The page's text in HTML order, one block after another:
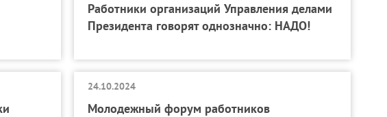
Работники организаций Управления делами
Президента говорят однозначно: НАДО!
24.10.2024
Молодежный форум работников